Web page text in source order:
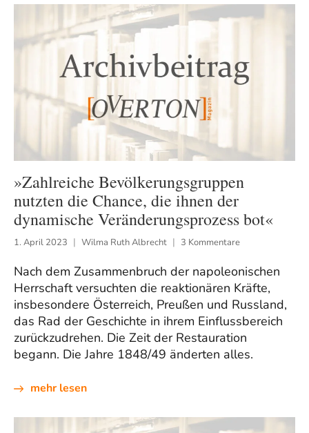
»Zahlreiche Bevölkerungsgruppen
nutzten die Chance, die ihnen der
dynamische Veränderungsprozess bot«
1. April 2023 Wilma Ruth Albrecht 3 Kommentare
Nach dem Zusammenbruch der napoleonischen
Herrschaft versuchten die reaktionären Kräfte,
insbesondere Österreich, Preußen und Russland,
das Rad der Geschichte in ihrem Einflussbereich
zurückzudrehen. Die Zeit der Restauration
begann. Die Jahre 1848/49 änderten alles.
mehr lesen